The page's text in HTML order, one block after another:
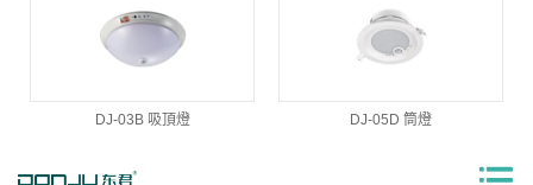
DJ-03B 吸頂燈 DJ-05D 筒燈